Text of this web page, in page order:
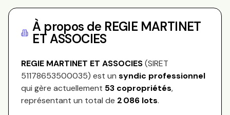
À propos de REGIE MARTINET
ET ASSOCIES
REGIE MARTINET ET ASSOCIES(SIRET
51178653500035) est un syndic professionnel
qui gère actuellement 53 copropriétés,
représentant un total de 2 086 lots.